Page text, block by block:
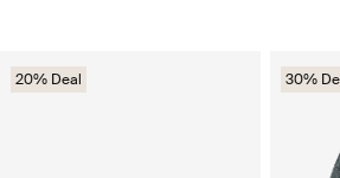
20% Deal 30%